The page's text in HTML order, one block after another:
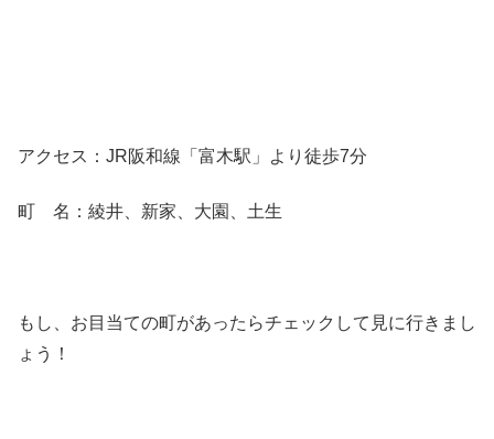
アクセス：JR阪和線「富木駅」より徒歩7分
町 名：綾井、新家、大園、土生
もし、お目当ての町があったらチェックして見に行きまし
ょう！